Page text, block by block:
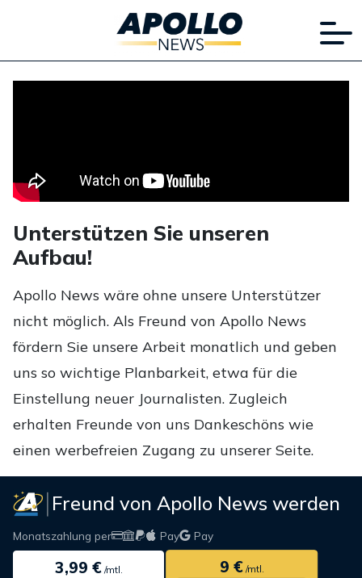
Unterstützen Sie unseren
Aufbau!
Apollo News wäre ohne unsere Unterstützer
nicht möglich. Als Freund von Apollo News
fördern Sie unsere Arbeit monatlich und geben
uns so wichtige Planbarkeit, etwa für die
Einstellung neuer Journalisten. Zugleich
erhalten Freunde von uns Dankeschöns wie
einen werbefreien Zugang zu unserer Seite.
Freund von Apollo News werden
Monatszahlung per Pay Pay
3,99 €/mtl. 9 €/mtl.